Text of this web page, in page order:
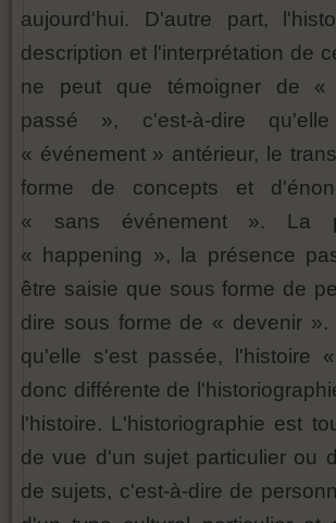
aujourd'hui. D'autre part,
description et l'interprétation de
ne peut que témoigner de
passé », c'est-à-dire
« événement » antérieur, le
forme de concepts et
« sans événement ». La
« happening », la présence
être saisie que sous forme de
dire sous forme de « devenir ».
qu'elle s'est passée, l'histoire
donc différente de
l'histoire. L'historiographie est
de vue d'un sujet particulier ou
de sujets, c'est-à-dire de